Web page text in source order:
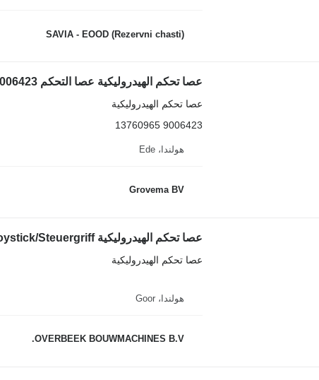
SAVIA - EOOD (Rezervni chasti)
عصا تحكم الهيدروليكية عصا التحكم 9006423 لـ جرافة ذات عجلات Liebherr L550 / L556 / L576 / L586
عصا تحكم الهيدروليكية
9006423 13760965
هولندا، Ede
Grovema BV
عصا تحكم الهيدروليكية
هولندا، Goor
OVERBEEK BOUWMACHINES B.V.